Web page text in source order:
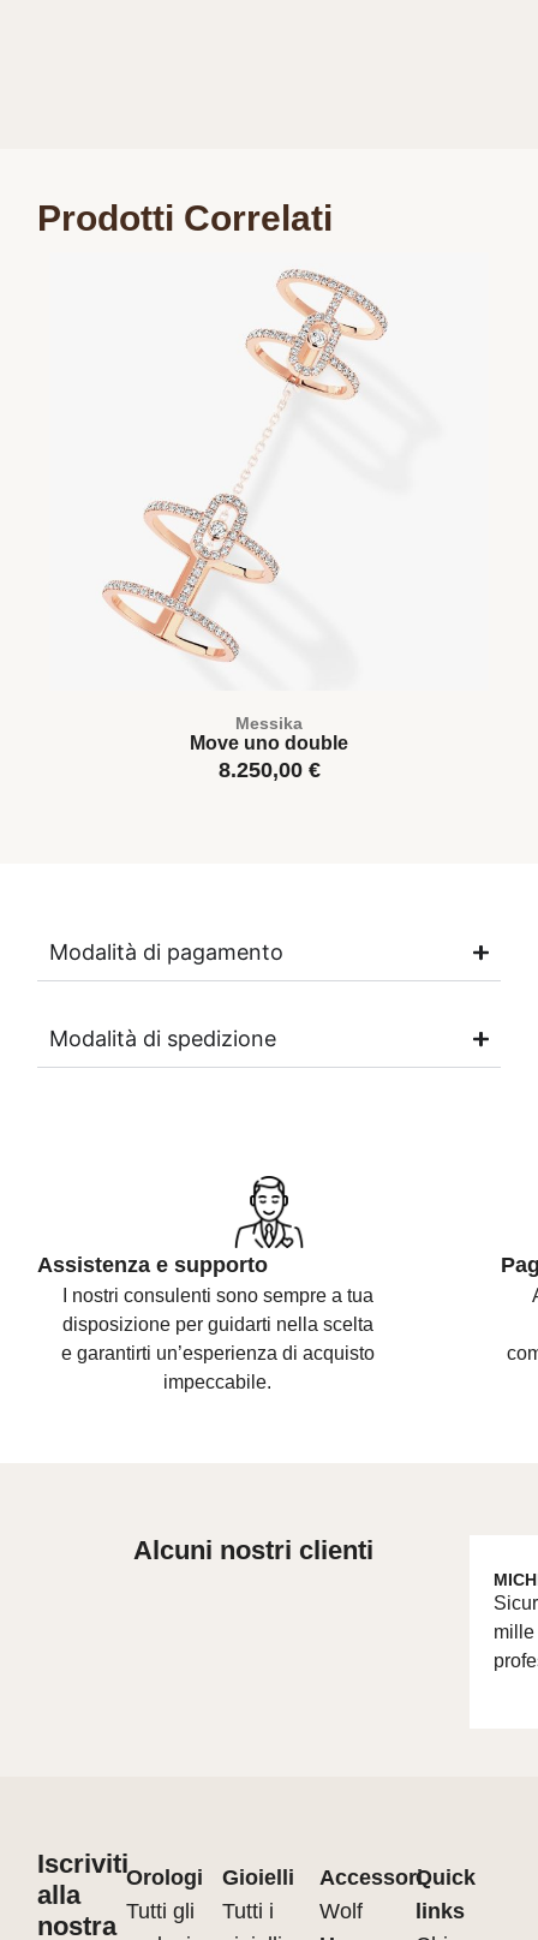
Prodotti Correlati
Messika
Move uno double
8.250,00 €
Modalità di pagamento
Modalità di spedizione
Assistenza e supporto
I nostri consulenti sono sempre a tua
disposizione per guidarti nella scelta
e garantirti un’esperienza di acquisto
impeccabile.
Alcuni nostri clienti
mille
Iscriviti
alla
nostra
Orologi
Tutti gli
Gioielli
Tutti i
Accessori
Wolf
Quick
links